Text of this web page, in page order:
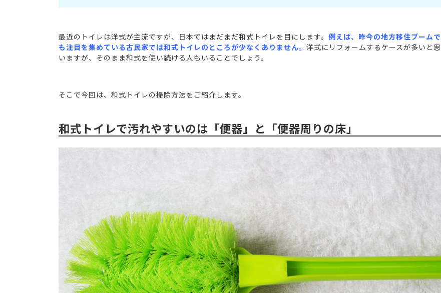
最近のトイレは洋式が主流ですが、日本ではまだまだ和式トイレを目にします。 例えば、昨今の地方移住ブームで
も注目を集めている古民家では和式トイレのところが少なくありません。 洋式にリフォームするケースが多いと思
いますが、そのまま和式を使い続ける人もいることでしょう。
そこで今回は、和式トイレの掃除方法をご紹介します。
和式トイレで汚れやすいのは「便器」と「便器周りの床」